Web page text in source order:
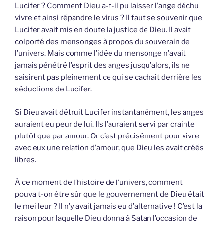
Lucifer ? Comment Dieu a-t-il pu laisser l’ange déchu
vivre et ainsi répandre le virus ? Il faut se souvenir que
Lucifer avait mis en doute la justice de Dieu. Il avait
colporté des mensonges à propos du souverain de
l’univers. Mais comme l’idée du mensonge n’avait
jamais pénétré l’esprit des anges jusqu’alors, ils ne
saisirent pas pleinement ce qui se cachait derrière les
séductions de Lucifer.
Si Dieu avait détruit Lucifer instantanément, les anges
auraient eu peur de lui. Ils l’auraient servi par crainte
plutôt que par amour. Or c’est précisément pour vivre
avec eux une relation d’amour, que Dieu les avait créés
libres.
À ce moment de l’histoire de l’univers, comment
pouvait-on être sûr que le gouvernement de Dieu était
le meilleur ? Il n’y avait jamais eu d’alternative ! C’est la
raison pour laquelle Dieu donna à Satan l’occasion de